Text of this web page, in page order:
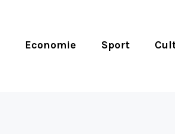
Economie Sport